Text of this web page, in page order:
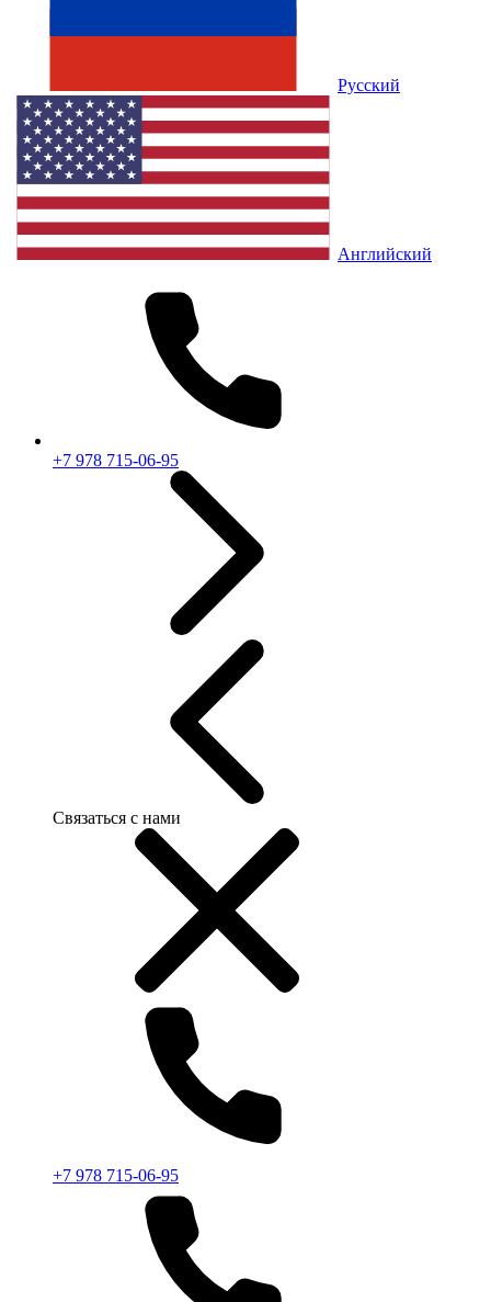
Русский
Английский
+7 978 715-06-95
Связаться с нами
+7 978 715-06-95